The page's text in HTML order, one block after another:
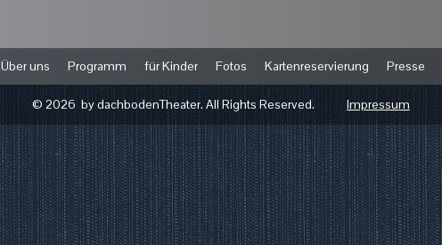
Über uns Programm für Kinder Fotos Kartenreservierung Presse
© 2026 by dachbodenTheater. All Rights Reserved. Impressum